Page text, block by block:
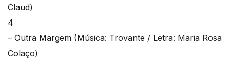
Claud)
4
– Outra Margem (Música: Trovante / Letra: Maria Rosa
Colaço)